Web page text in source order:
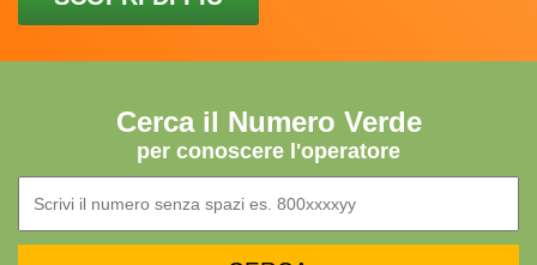
Cerca il Numero Verde
per conoscere l'operatore